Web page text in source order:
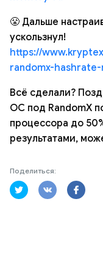
😤 Дальше
ускользнул!
https://
randomx-hashrate-
Всё сделали?
ОС под RandomX
процессора до
результатами,
Поделиться: